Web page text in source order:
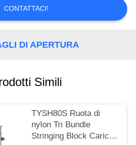
CONTATTACI!
DI APERTURA
Simili
TYSH80S Ruota di
nylon Tri Bundle
Stringing Block Carico